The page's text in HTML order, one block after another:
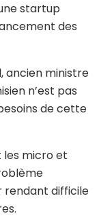
startup
des
ancien ministre
n’est pas
de cette
les micro et
rendant difficile